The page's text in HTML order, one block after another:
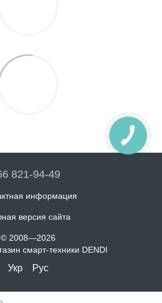
821-94-49
информация
версия сайта
© 2008—2026
смарт-техники DENDI
Укр Рус